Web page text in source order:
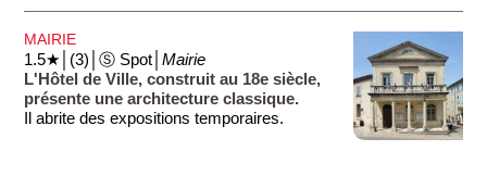
MAIRIE
1.5★│(3)│Ⓢ Spot│Mairie
L'Hôtel de Ville, construit au 18e siècle,
présente une architecture classique.
Il abrite des expositions temporaires.